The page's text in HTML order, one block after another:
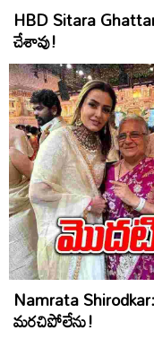
HBD Sitara
చేశావు!
Namrata
మరచిపోలేను!